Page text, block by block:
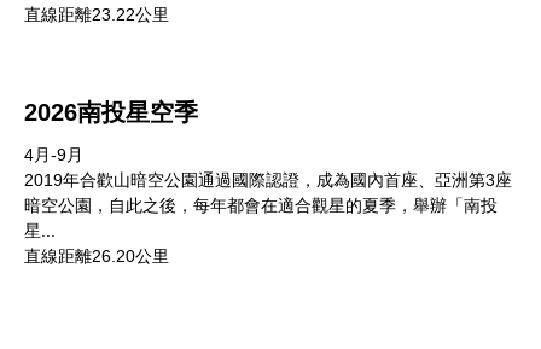
直線距離23.22公里
2026南投星空季
4月-9月
2019年合歡山暗空公園通過國際認證，成為國內首座、亞洲第3座
暗空公園，自此之後，每年都會在適合觀星的夏季，舉辦「南投
星...
直線距離26.20公里